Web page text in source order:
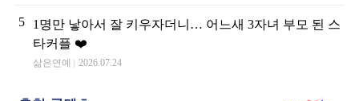
5
1명만 낳아서 잘 키우자더니… 어느새 3자녀 부모 된 스
타커플 ❤️
삶은연예 2026.07.24